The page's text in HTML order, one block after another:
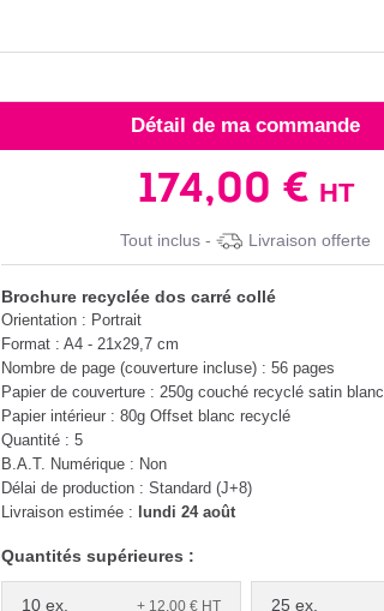
Détail de ma commande
174,00 € HT
Tout inclus - Livraison offerte
Brochure recyclée dos carré collé
Orientation : Portrait
Format : A4 - 21x29,7 cm
Nombre de page (couverture incluse) : 56 pages
Papier de couverture : 250g couché recyclé satin blanc
Papier intérieur : 80g Offset blanc recyclé
Quantité : 5
B.A.T. Numérique : Non
Délai de production : Standard (J+8)
Livraison estimée : lundi 24 août
Quantités supérieures :
10 ex. + 12,00 € HT 25 ex.